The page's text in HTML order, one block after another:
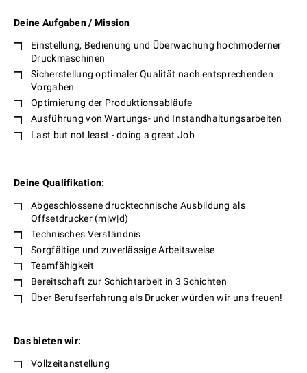
Deine Aufgaben / Mission
Einstellung, Bedienung und Über­wachung hoch­moderner
Druck­maschinen
Sicherstellung optimaler Qualität nach entsprechenden
Vorgaben
Optimierung der Produktionsabläufe
Ausführung von Wartungs- und Instand­haltungs­arbeiten
Last but not least - doing a great Job
Deine Qualifikation:
Abgeschlossene drucktechnische Ausbildung als
Offsetdrucker (m|w|d)
Technisches Verständnis
Sorgfältige und zuverlässige Arbeitsweise
Teamfähigkeit
Bereitschaft zur Schichtarbeit in 3 Schichten
Über Berufserfahrung als Drucker würden wir uns freuen!
Das bieten wir:
Vollzeitanstellung